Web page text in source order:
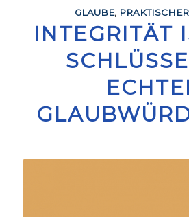
GLAUBE,
INTEGRITÄT